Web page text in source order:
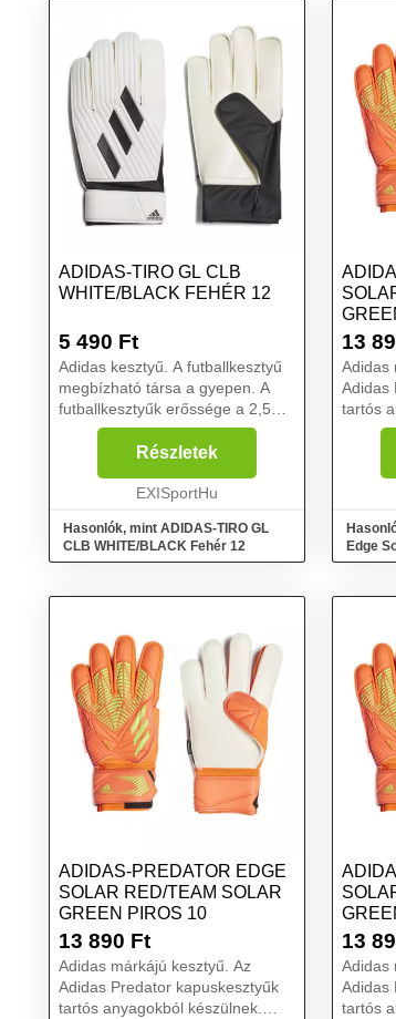
ADIDAS-TIRO GL CLB
WHITE/BLACK FEHÉR 12
5 490 Ft
Adidas kesztyű. A futballkesztyű
megbízható társa a gyepen. A
futballkesztyűk erőssége a 2,5
mm vastag párnázás. A latex
tenyér Soft Grip a
kapuskesztyűknél is pluszt jelent,
amely remek fogást biztos...
Részletek
EXISportHu
Hasonlók, mint ADIDAS-TIRO GL
CLB WHITE/BLACK Fehér 12
13
Adidas
Adidas
tartós
őket.
Edge
Piros
ADIDAS-PREDATOR EDGE
SOLAR RED/TEAM SOLAR
GREEN PIROS 10
13 890 Ft
Adidas márkájú kesztyű. Az
Adidas Predator kapuskesztyűk
tartós anyagokból készülnek.
13
Adidas
Adidas
tartós